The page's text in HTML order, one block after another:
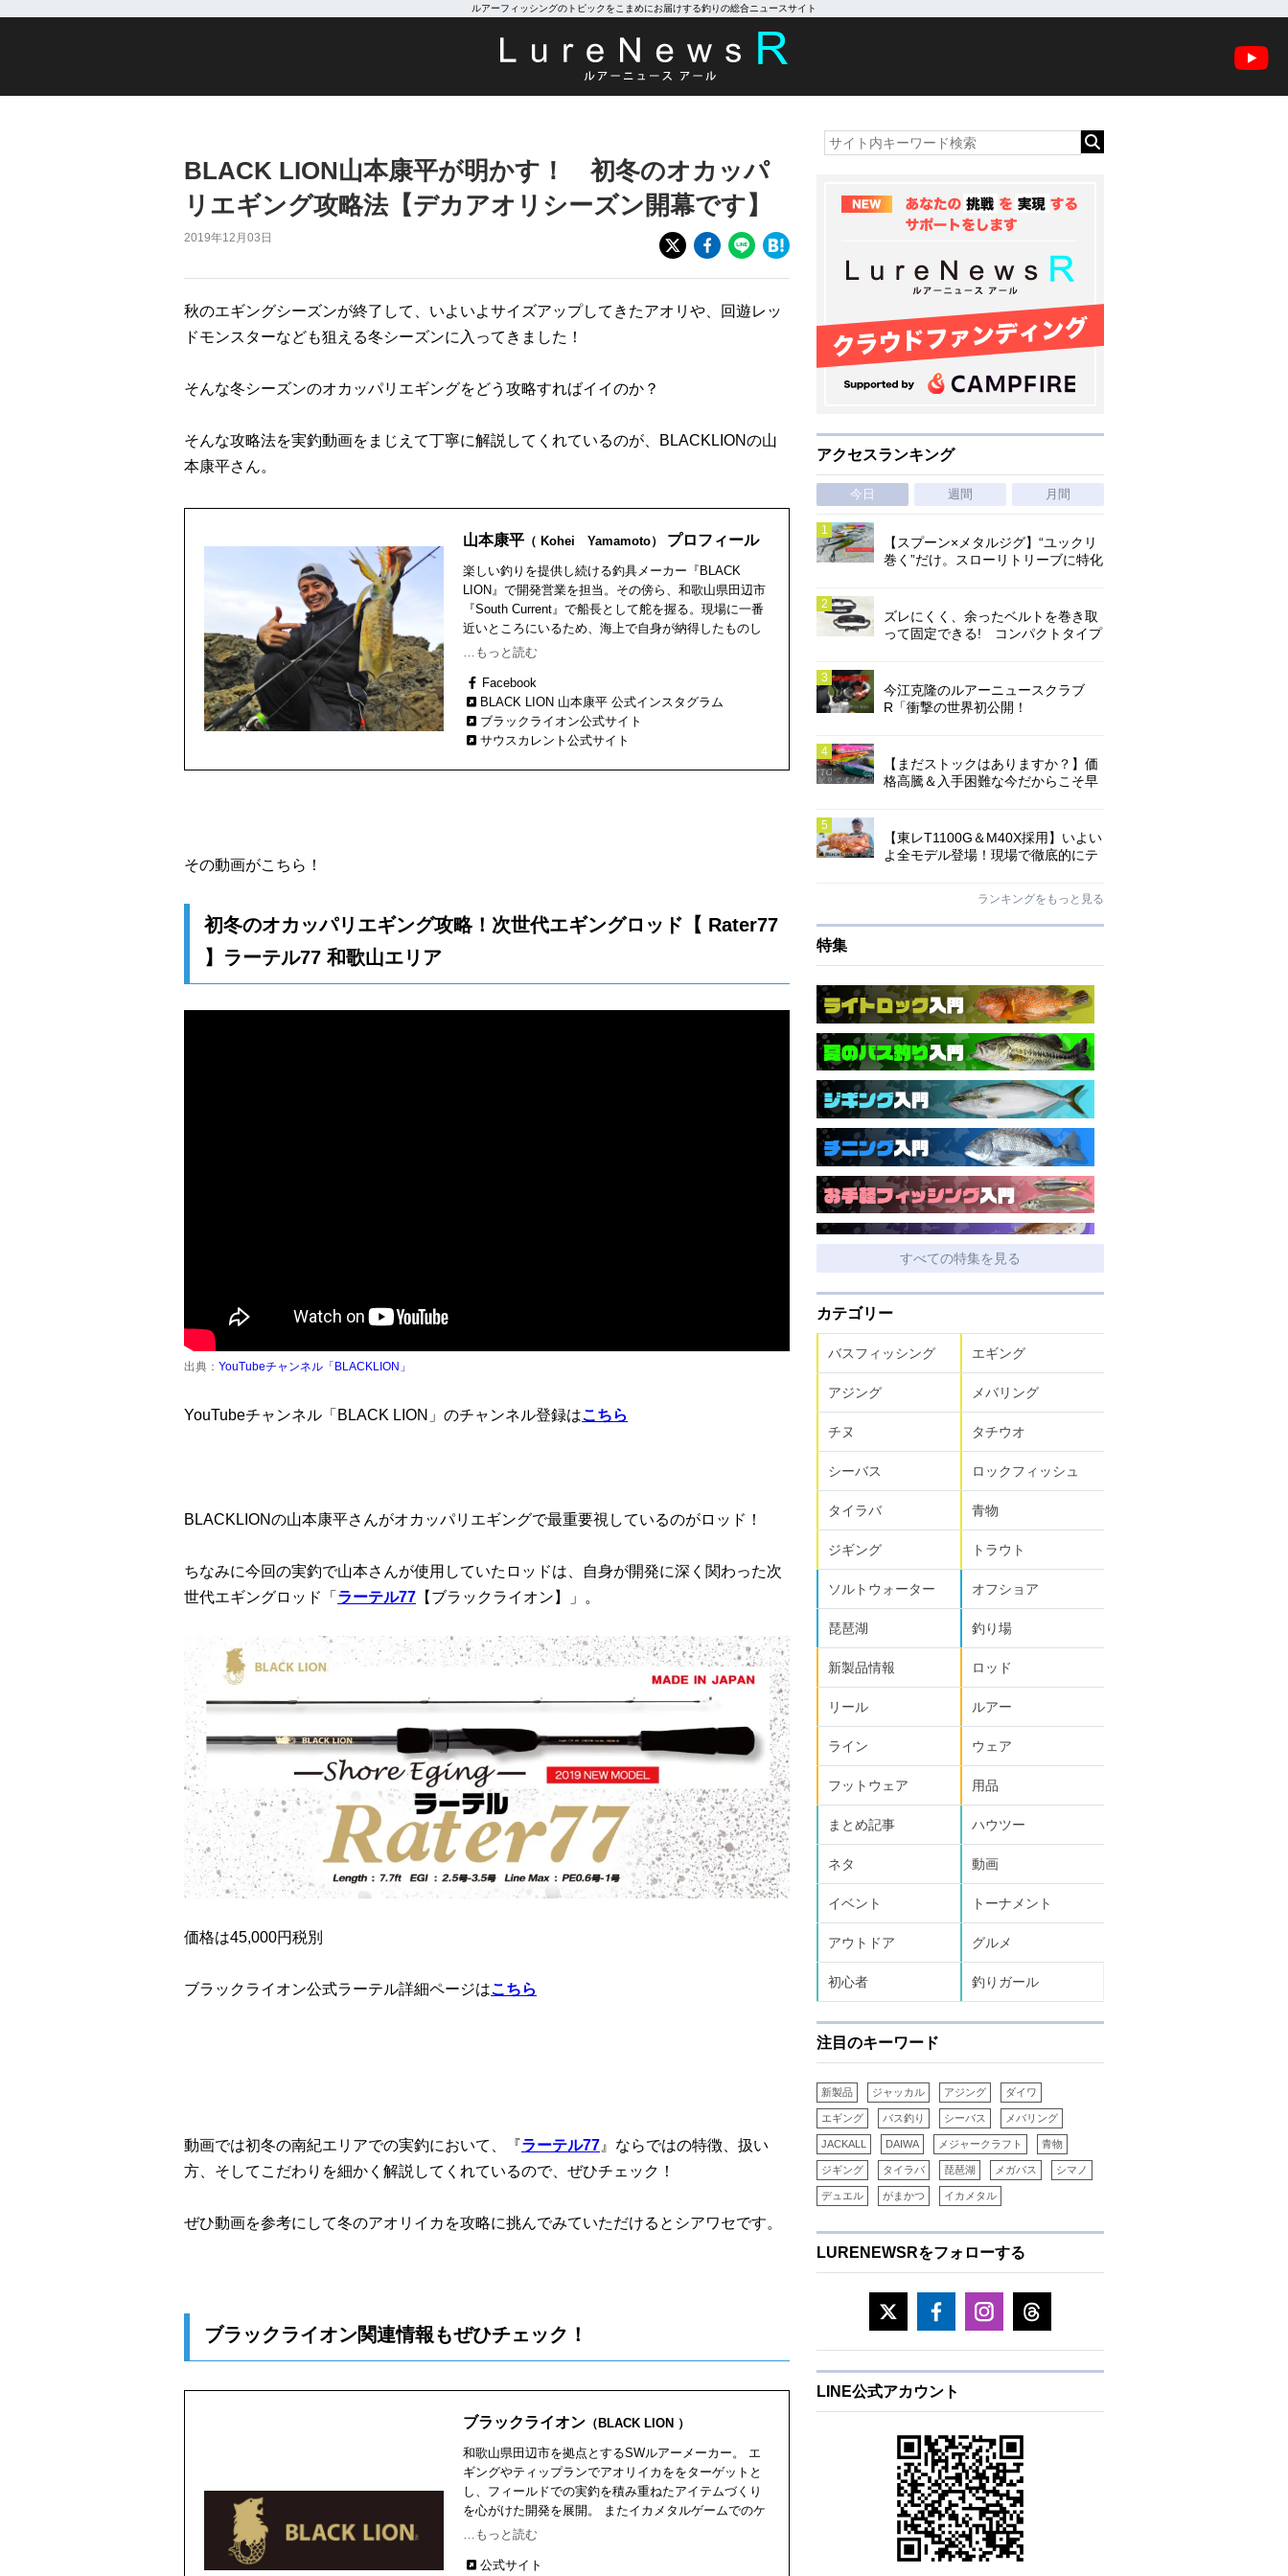
ルアーフィッシングのトピックをこまめにお届けする釣りの総合ニュースサイト
BLACK LION山本康平が明かす！ 初冬のオカッパ
リエギング攻略法【デカアオリシーズン開幕です】
2019年12月03日
秋のエギングシーズンが終了して、いよいよサイズアップしてきたアオリや、回遊レッ
ドモンスターなども狙える冬シーズンに入ってきました！
そんな冬シーズンのオカッパリエギングをどう攻略すればイイのか？
そんな攻略法を実釣動画をまじえて丁寧に解説してくれているのが、BLACKLIONの山
本康平さん。
山本康平 （ Kohei Yamamoto） プロフィール
楽しい釣りを提供し続ける釣具メーカー『BLACK
LION』で開発営業を担当。その傍ら、和歌山県田辺市
『South Current』で船長として舵を握る。現場に一番
近いところにいるため、海上で自身が納得したものし
か世に出さないというこだわりのモノ創りの魂を発揮
県田辺市在住。JLA (ジャパンルアーアングラーズ) 所
属。
…もっと読む
Facebook
BLACK LION 山本康平 公式インスタグラム
ブラックライオン公式サイト
サウスカレント公式サイト
その動画がこちら！
初冬のオカッパリエギング攻略！次世代エギングロッド【 Rater77
】ラーテル77 和歌山エリア
出典： YouTubeチャンネル「BLACKLION」
YouTubeチャンネル「BLACK LION」のチャンネル登録はこちら
BLACKLIONの山本康平さんがオカッパリエギングで最重要視しているのがロッド！
ちなみに今回の実釣で山本さんが使用していたロッドは、自身が開発に深く関わった次
世代エギングロッド「 ラーテル77 【ブラックライオン】」。
価格は45,000円税別
ブラックライオン公式ラーテル詳細ページはこちら
動画では初冬の南紀エリアでの実釣において、『ラーテル77 』ならではの特徴、扱い
方、そしてこだわりを細かく解説してくれているので、ぜひチェック！
ぜひ動画を参考にして冬のアオリイカを攻略に挑んでみていただけるとシアワセです。
ブラックライオン関連情報もぜひチェック！
ブラックライオン （BLACK LION ）
和歌山県田辺市を拠点とするSWルアーメーカー。 エ
ギングやティップランでアオリイカををターゲットと
し、フィールドでの実釣を積み重ねたアイテムづくり
を心がけた開発を展開。 またイカメタルゲームでのケ
ンサキ(マイカ)釣りやタイラバで狙う真鯛釣りに関する
…もっと読む
公式サイト
アクセスランキング
今日 週間 月間
【スプーン×メタルジグ】“ユックリ
巻く”だけ。スローリトリーブに特化
ズレにくく、余ったベルトを巻き取
って固定できる! コンパクトタイプ
今江克隆のルアーニュースクラブ
R「衝撃の世界初公開！
【まだストックはありますか？】価
格高騰＆入手困難な今だからこそ早
【東レT1100G＆M40X採用】いよい
よ全モデル登場！現場で徹底的にテ
ランキングをもっと見る
特集
すべての特集を見る
カテゴリー
バスフィッシング エギング
アジング メバリング
チヌ タチウオ
シーバス ロックフィッシュ
タイラバ 青物
ジギング トラウト
ソルトウォーター オフショア
琵琶湖 釣り場
新製品情報 ロッド
リール ルアー
ライン ウェア
フットウェア 用品
まとめ記事 ハウツー
ネタ 動画
イベント トーナメント
アウトドア グルメ
初心者 釣りガール
注目のキーワード
新製品 ジャッカル アジング ダイワ
エギング バス釣り シーバス メバリング
JACKALL DAIWA メジャークラフト 青物
ジギング タイラバ 琵琶湖 メガバス シマノ
デュエル がまかつ イカメタル
LURENEWSRをフォローする
LINE公式アカウント